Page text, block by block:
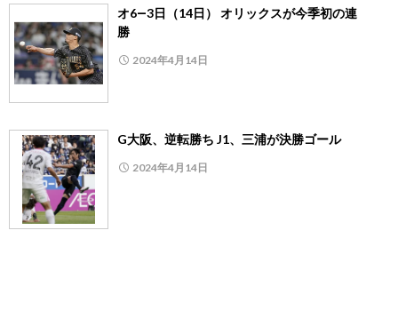
オ6―3日（14日） オリックスが今季初の連
勝
2024年4月14日
G大阪、逆転勝ち J1、三浦が決勝ゴール
2024年4月14日